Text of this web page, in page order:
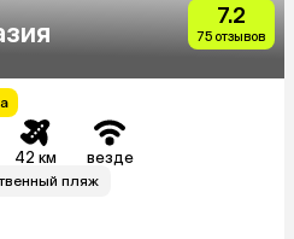
7.2
75 отзывов
42 км везде
пляж